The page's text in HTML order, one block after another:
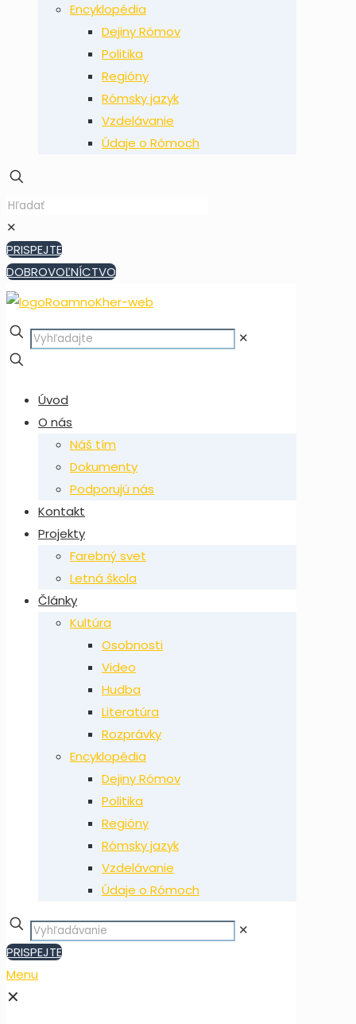
Encyklopédia
Dejiny Rómov
Politika
Regióny
Rómsky jazyk
Vzdelávanie
Údaje o Rómoch
✕
PRISPEJTE
DOBROVOĽNÍCTVO
✕
Úvod
O nás
Náš tím
Dokumenty
Podporujú nás
Kontakt
Projekty
Farebný svet
Letná škola
Články
Kultúra
Osobnosti
Video
Hudba
Literatúra
Rozprávky
Encyklopédia
Dejiny Rómov
Politika
Regióny
Rómsky jazyk
Vzdelávanie
Údaje o Rómoch
✕
PRISPEJTE
Menu
✕